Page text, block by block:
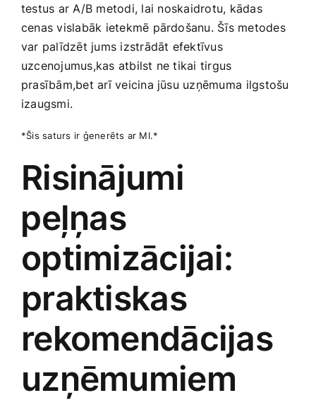
testus ar A/B metodi, lai ⁣noskaidrotu, kādas
cenas vislabāk ietekmē pārdošanu. Šīs metodes
var palīdzēt‌ jums izstrādāt efektīvus
uzcenojumus,kas atbilst ne tikai tirgus
prasībām,bet arī veicina jūsu uzņēmuma ⁣ilgstošu
izaugsmi.
*Šis saturs ir ģenerēts ar MI.*
Risinājumi
⁢peļņas‍
optimizācijai:
praktiskas
rekomendācijas
uzņēmumiem